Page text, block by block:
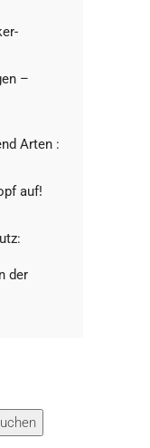
–
Arten :
auf!
der